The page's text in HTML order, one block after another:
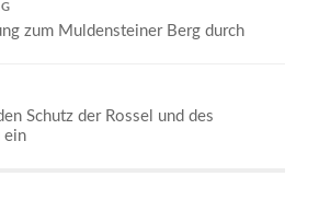
zum Muldensteiner Berg durch
Schutz der Rossel und des
ein